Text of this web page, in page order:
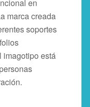
en
marca creada
soportes
imagotipo está